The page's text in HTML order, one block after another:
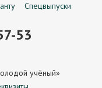
Спецвыпуски
53
учёный»